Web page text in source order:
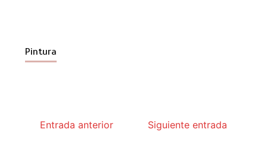
Pintura
Entrada anterior Siguiente entrada